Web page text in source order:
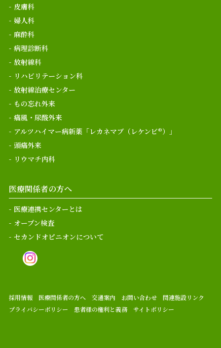
皮膚科
婦人科
麻酔科
病理診断科
放射線科
リハビリテーション科
放射線治療センター
もの忘れ外来
痛風・尿酸外来
アルツハイマー病新薬「レカネマブ（レケンビ®）」
頭痛外来
リウマチ内科
医療関係者の方へ
医療連携センターとは
オープン検査
セカンドオピニオンについて
採用情報 医療関係者の方へ 交通案内 お問い合わせ
関連施設リンク
プライバシーポリシー
患者様の権利と義務 サイトポリシー